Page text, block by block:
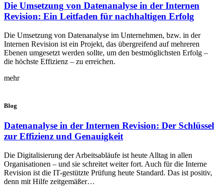
Die Umsetzung von Datenanalyse in der Internen
Revision: Ein Leitfaden für nachhaltigen Erfolg
Die Umsetzung von Datenanalyse im Unternehmen, bzw. in der
Internen Revision ist ein Projekt, das übergreifend auf mehreren
Ebenen umgesetzt werden sollte, um den bestmöglichsten Erfolg –
die höchste Effizienz – zu erreichen.
mehr
Blog
Datenanalyse in der Internen Revision: Der Schlüssel
zur Effizienz und Genauigkeit
Die Digitalisierung der Arbeitsabläufe ist heute Alltag in allen
Organisationen – und sie schreitet weiter fort. Auch für die Interne
Revision ist die IT-gestützte Prüfung heute Standard. Das ist positiv,
denn mit Hilfe zeitgemäßer…